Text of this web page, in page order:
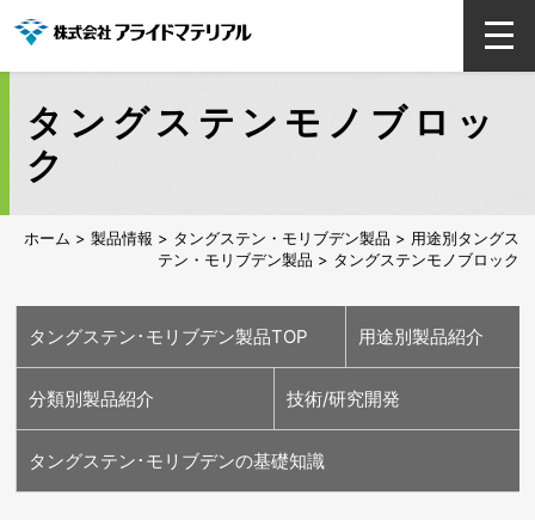
ホーム > 製品情報 > タングステン・モリブデン製品 > 用途別タングス
テン・モリブデン製品 > タングステンモノブロック
タングステンモノブロッ
ク
タングステン･モリブデン製品TOP 用途別製品紹介
半導体用
医療用
エネルギー･脱炭
車載用
ランプ(照明)用
高温炉部材用
ガラス用
溶接･切断･工具用
分類別製品紹介
タングステン素材
モリブデン素材
各種加工品
技術/研究開発
高効率リサイクル技術
耐熱衝撃タングステン
当社独自のモリブデン
タングステン･モリブデンの基礎知識